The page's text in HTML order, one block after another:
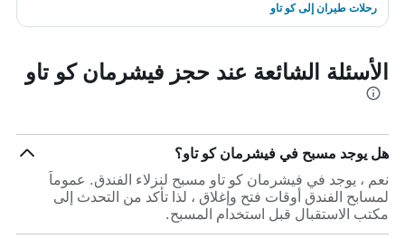
رحلات طيران إلى كو تاو
الأسئلة الشائعة عند حجز فيشرمان كو تاو
هل يوجد مسبح في فيشرمان كو تاو؟
نعم ، يوجد في فيشرمان كو تاو مسبح لنزلاء الفندق. عموماً
لمسابح الفندق أوقات فتح وإغلاق ، لذا تأكد من التحدث إلى
مكتب الاستقبال قبل استخدام المسبح.